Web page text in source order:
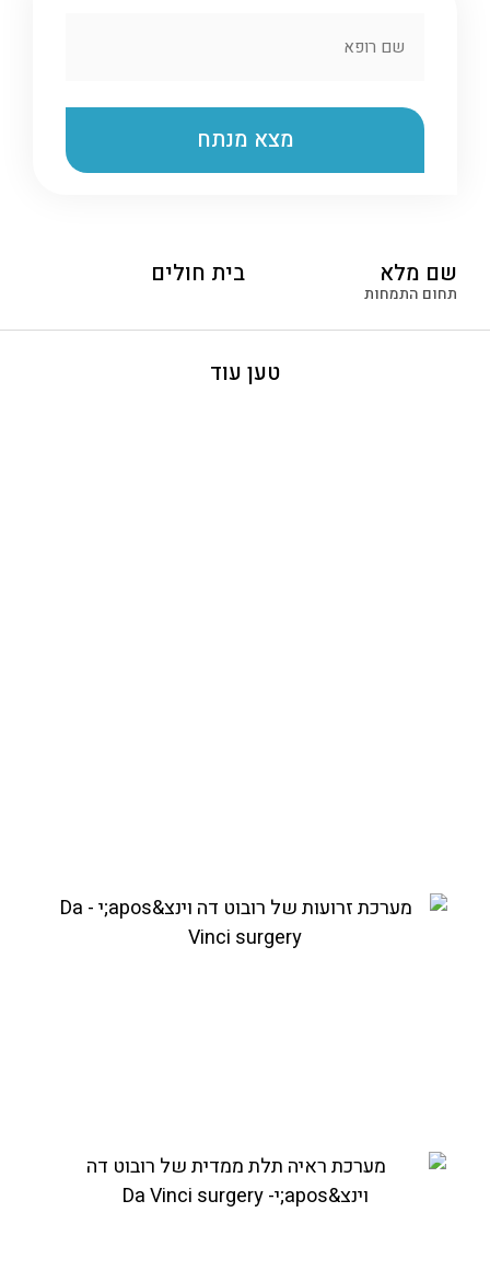
שם מלא
תחום התמחות
בית חולים
טען עוד